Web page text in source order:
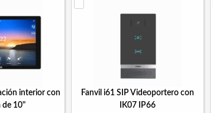
interior con
de 10"
Fanvil i61 SIP Videoportero con
IK07 IP66